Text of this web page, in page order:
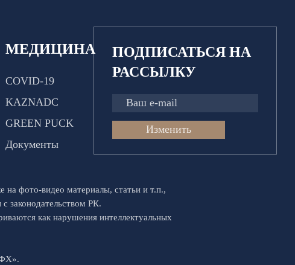
МЕДИЦИНА
COVID-19
KAZNADC
GREEN PUCK
Документы
ПОДПИСАТЬСЯ НА
РАССЫЛКУ
Изменить
на фото-видео материалы, статьи и т.п.,
законодательством РК.
как нарушения интеллектуальных